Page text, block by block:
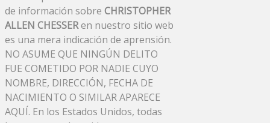
de información sobre CHRISTOPHER
ALLEN CHESSERen nuestro sitio web
es una mera indicación de aprensión.
NO ASUME QUE NINGÚN DELITO
FUE COMETIDO POR NADIE CUYO
NOMBRE, DIRECCIÓN, FECHA DE
NACIMIENTO O SIMILAR APARECE
AQUÍ. En los Estados Unidos, todas